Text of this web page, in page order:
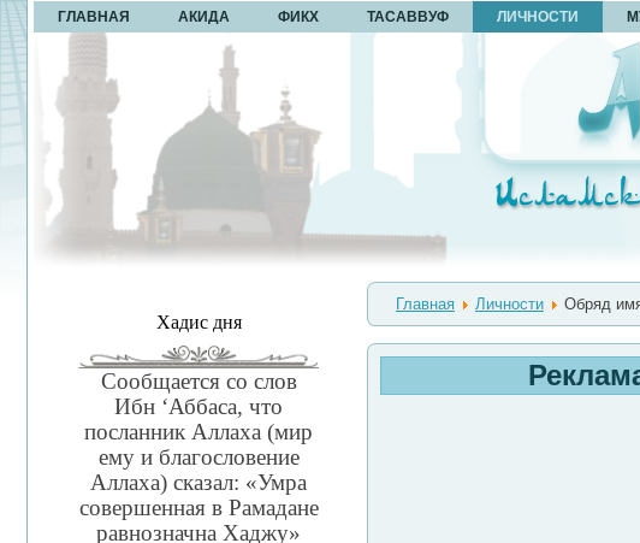
ГЛАВНАЯ АКИДА ФИКХ ТАСАВВУФ ЛИЧНОСТИ
Хадис дня
Сообщается со слов
Ибн ‘Аббаса, что
посланник Аллаха (мир
ему и благословение
Аллаха) сказал: «Умра
совершенная в Рамадане
равнозначна Хаджу»
Главная Личности Обряд